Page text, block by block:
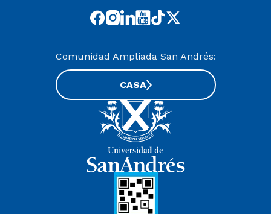
Comunidad Ampliada San Andrés:
CASA